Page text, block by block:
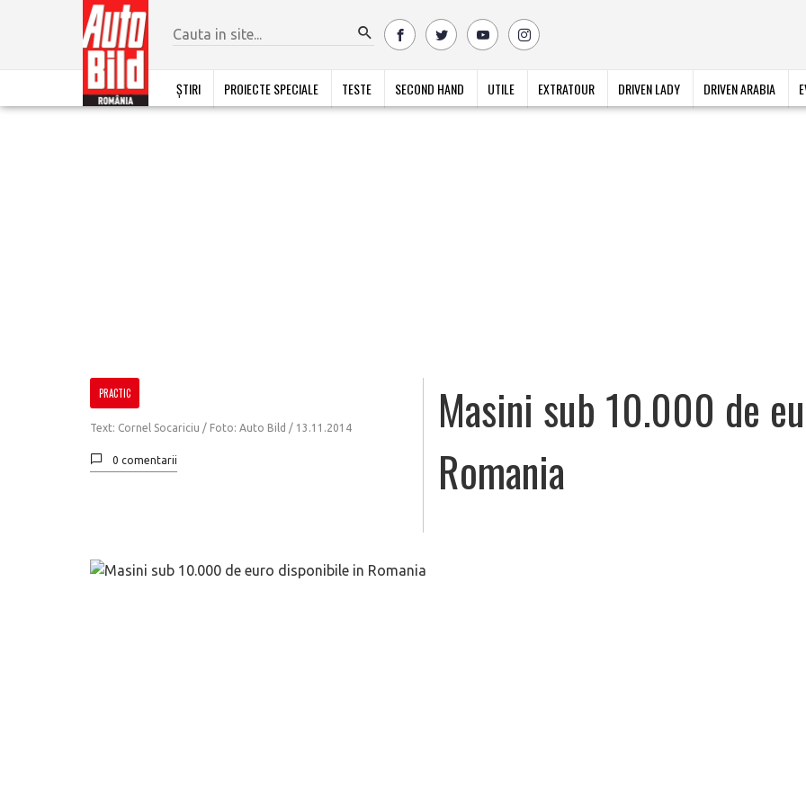
ȘTIRI PROIECTE SPECIALE TESTE SECOND HAND UTILE EXTRATOUR DRIVEN LADY DRIVEN ARABIA
PRACTIC
Text: Cornel Socariciu / Foto: Auto Bild / 13.11.2014
0 comentarii
Masini sub 10.000 de
Romania